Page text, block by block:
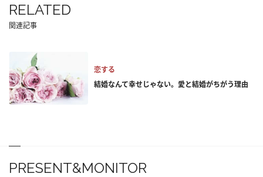
RELATED
関連記事
恋する
結婚なんて幸せじゃない。愛と結婚がちがう理由
PRESENT&MONITOR